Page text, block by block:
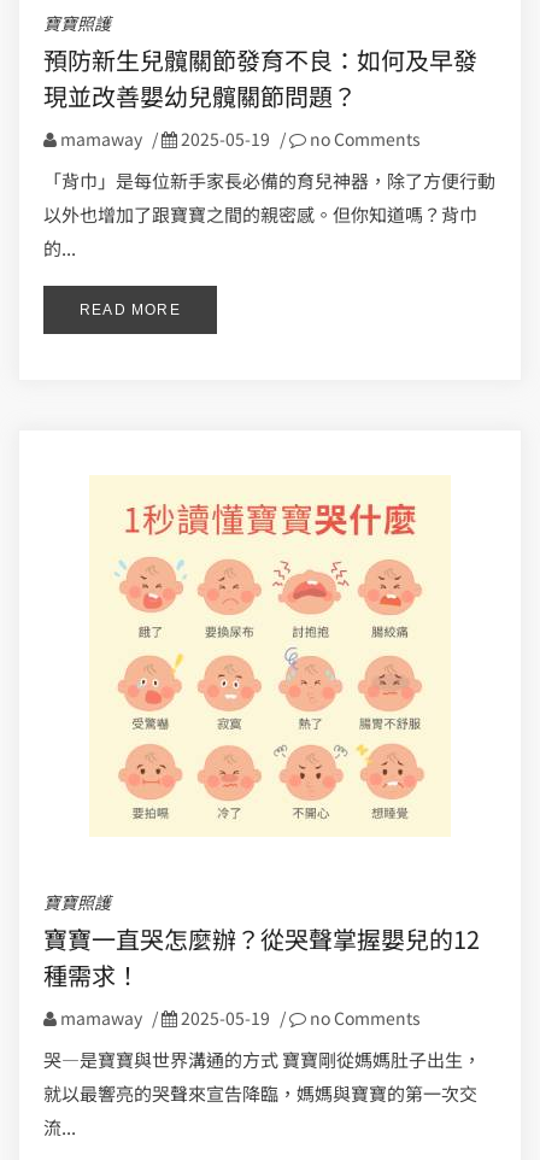
寶寶照護
預防新生兒髖關節發育不良：如何及早發
現並改善嬰幼兒髖關節問題？
mamaway / 2025-05-19 / no Comments
「背巾」是每位新手家長必備的育兒神器，除了方便行動
以外也增加了跟寶寶之間的親密感。但你知道嗎？背巾
的...
READ MORE
寶寶照護
寶寶一直哭怎麼辦？從哭聲掌握嬰兒的12
種需求！
mamaway / 2025-05-19 / no Comments
哭—是寶寶與世界溝通的方式 寶寶剛從媽媽肚子出生，
就以最響亮的哭聲來宣告降臨，媽媽與寶寶的第一次交
流...